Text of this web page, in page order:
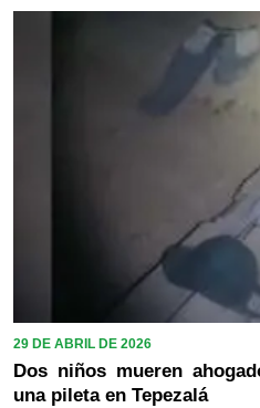
29 DE ABRIL DE 2026
Dos niños mueren
una pileta en Tepezalá